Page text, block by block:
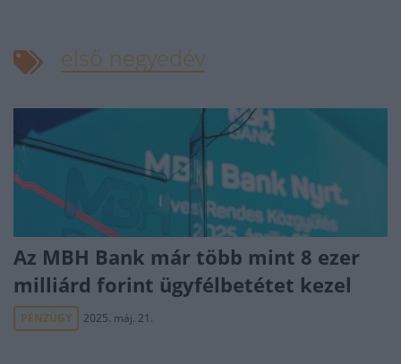
első negyedév
Az MBH Bank már több mint 8 ezer
milliárd forint ügyfélbetétet kezel
PÉNZÜGY 2025. máj. 21.